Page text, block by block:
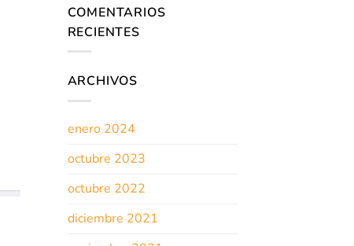
COMENTARIOS
RECIENTES
ARCHIVOS
enero 2024
octubre 2023
octubre 2022
diciembre 2021